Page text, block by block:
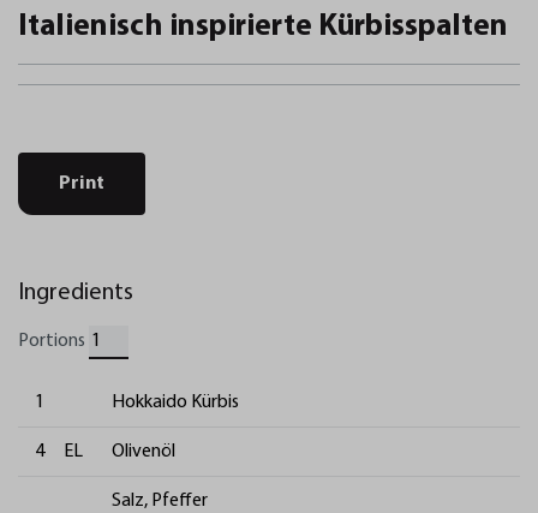
Italienisch inspirierte Kürbisspalten
Print
Ingredients
Portions
1 Hokkaido Kürbis
4 EL Olivenöl
Salz, Pfeffer